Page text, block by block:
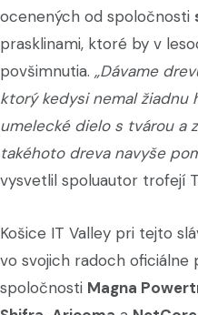
ocenených od spoločnosti
prasklinami, ktoré by v
povšimnutia. „Dávame
ktorý kedysi nemal žiadnu
umelecké dielo s tvárou a
takéhoto dreva navyše
vysvetlil spoluautor trofejí
Košice IT Valley pri tejto
vo svojich radoch oficiálne
spoločnosti Magna